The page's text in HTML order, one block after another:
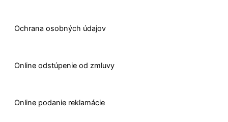
Ochrana osobných údajov
Online odstúpenie od zmluvy
Online podanie reklamácie